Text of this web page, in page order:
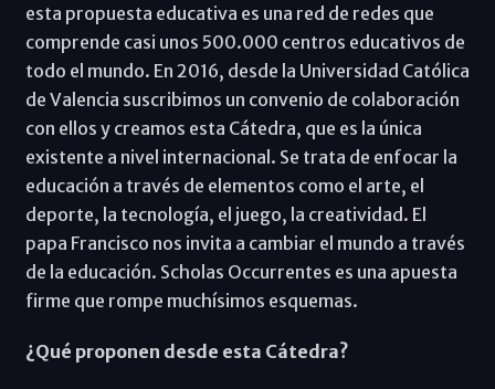
esta propuesta educativa es una red de redes que
comprende casi unos 500.000 centros educativos de
todo el mundo. En 2016, desde la Universidad Católica
de Valencia suscribimos un convenio de colaboración
con ellos y creamos esta Cátedra, que es la única
existente a nivel internacional. Se trata de enfocar la
educación a través de elementos como el arte, el
deporte, la tecnología, el juego, la creatividad. El
papa Francisco nos invita a cambiar el mundo a través
de la educación. Scholas Occurrentes es una apuesta
firme que rompe muchísimos esquemas.
¿Qué proponen desde esta Cátedra?